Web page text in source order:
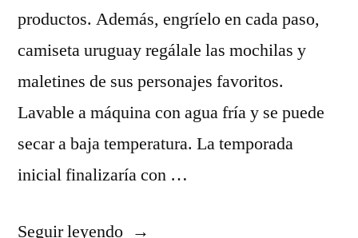
productos. Además, engríelo en cada paso,
camiseta uruguay regálale las mochilas y
maletines de sus personajes favoritos.
Lavable a máquina con agua fría y se puede
secar a baja temperatura. La temporada
inicial finalizaría con …
Seguir leyendo«camisas